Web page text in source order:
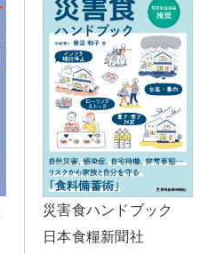
災害食ハンドブック
日本食糧新聞社